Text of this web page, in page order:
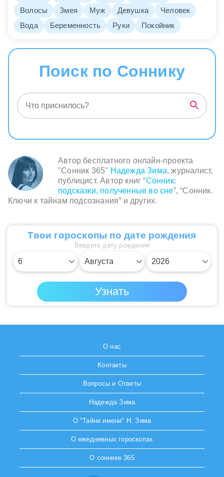
Волосы
Змея Муж Девушка
Человек
Вода
Беременность Руки Покойник
Поиск по Соннику
Автор бесплатного онлайн-проекта
"Сонник 365" Надежда Зима, журналист,
публицист. Автор книг “Сонник:
подсказки, полученные во сне”, “Сонник.
Ключи к тайнам подсознания” и других.
Твои гороскопы по дате рождения
Введите дату рождения
О нас
Контакты
Вопросы и Ответы
Надежда Зима
О "Тайне имени" Н. Зима
О ежедневных гороскопах
О соннике 365